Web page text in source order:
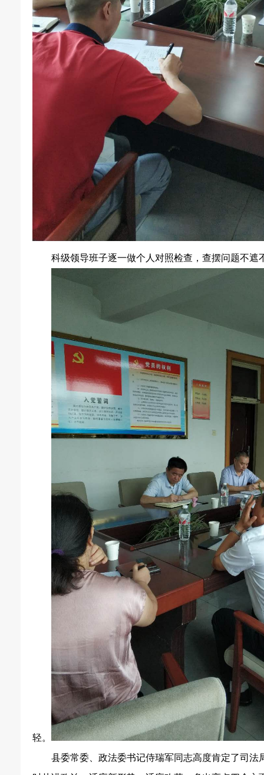
科级领导班子逐一做个人对照检查，查摆问题不
轻。
县委常委、政法委书记侍瑞军同志高度肯定了司